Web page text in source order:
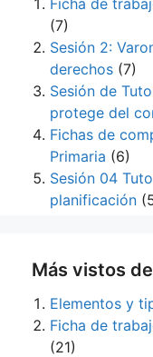
Ficha de
(7)
Sesión 2:
derechos (7)
Sesión de
protege del
Fichas de
Primaria (6)
Sesión 04
planificación
Más vistos
Elementos y
Ficha de
(21)